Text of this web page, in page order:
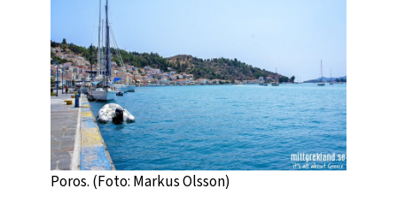
Poros. (Foto: Markus Olsson)